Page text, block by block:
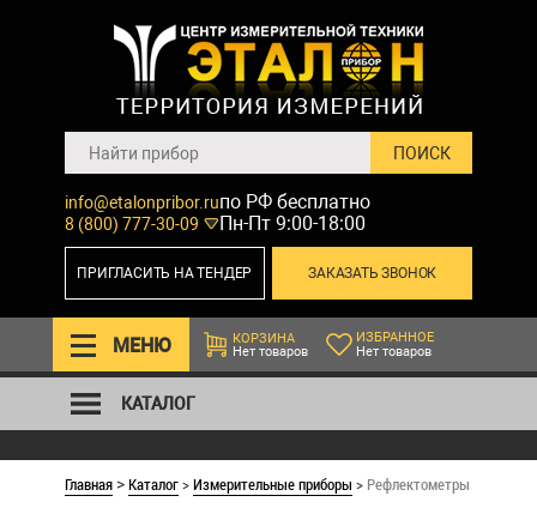
info@etalonpribor.ru
8 (800) 777-30-09
по РФ бесплатно
Пн-Пт 9:00-18:00
ЗАКАЗАТЬ ЗВОНОК
ПРИГЛАСИТЬ НА ТЕНДЕР
МЕНЮ
КОРЗИНА
Нет товаров
ИЗБРАННОЕ
Нет товаров
КАТАЛОГ
Главная >Каталог>Измерительные приборы > Рефлектометры для